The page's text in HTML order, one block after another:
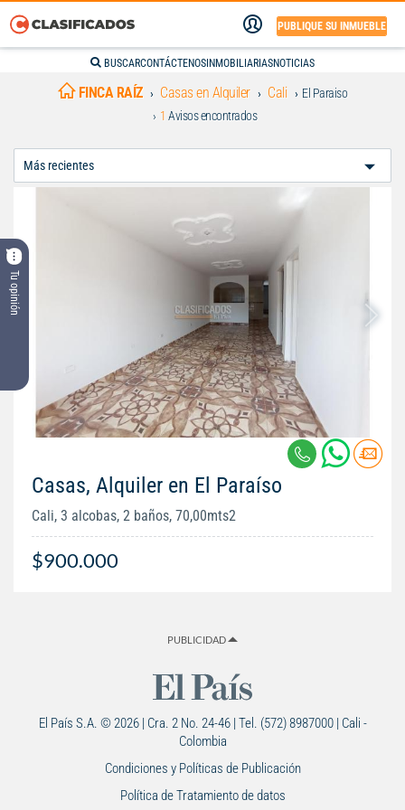
PUBLIQUE SU INMUEBLE
BUSCARCONTÁCTENOS INMOBILIARIASNOTICIAS
Tu opinión
FINCA RAÍZ Casas en Alquiler Cali
El Paraiso
1 Avisos encontrados
Casas, Alquiler en El Paraíso
Cali, 3 alcobas, 2 baños, 70,00mts2
$900.000
PUBLICIDAD
El País S.A. © 2026 | Cra. 2 No. 24-46 | Tel. (572) 8987000 | Cali -
Colombia
Condiciones y Políticas de Publicación
Política de Tratamiento de datos